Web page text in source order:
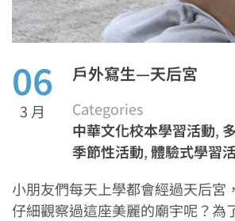
06
3 月
戶外寫生—天后宮
Categories
中華文化校本學習活動,
季節性活動,體驗式學習
小朋友們每天上學都會經過天后宮
仔細觀察過這座美麗的廟宇呢？為